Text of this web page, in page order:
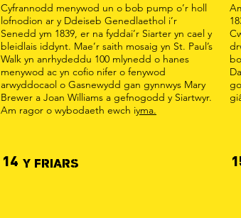
Cyfrannodd menywod un o bob pump o’r holl
lofnodion ar y Ddeiseb Genedlaethol i’r
Senedd ym 1839, er na fyddai’r Siarter yn cael y
bleidlais iddynt. Mae’r saith mosaig yn St. Paul’s
Walk yn anrhydeddu 100 mlynedd o hanes
menywod ac yn cofio nifer o fenywod
arwyddocaol o Gasnewydd gan gynnwys Mary
Brewer a Joan Williams a gefnogodd y Siartwyr.
Am ragor o wybodaeth ewch iyma.
14 Y FRIARS